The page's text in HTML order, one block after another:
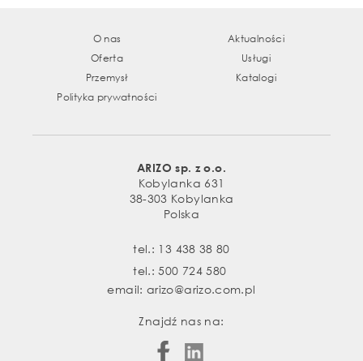
O nas
Aktualności
Oferta
Usługi
Przemysł
Katalogi
Polityka prywatności
ARIZO sp. z o.o.
Kobylanka 631
38-303 Kobylanka
Polska
tel.: 13 438 38 80
tel.:500 724 580
email:arizo@arizo.com.pl
Znajdź nas na: